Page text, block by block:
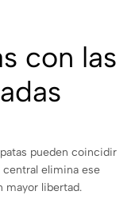
con las
pueden coincidir
elimina ese
mayor libertad.